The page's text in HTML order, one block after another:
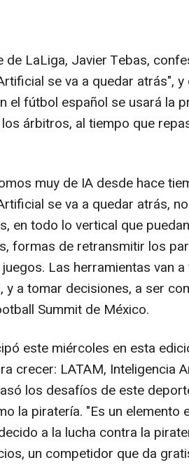
de LaLiga, Javier Tebas,
se va a quedar atrás",
el fútbol español se usará la
árbitros, al tiempo que
muy de IA desde hace
se va a quedar atrás,
en todo lo vertical que
formas de retransmitir los
Las herramientas van
y a tomar decisiones, a ser
Summit de México.
este miércoles en esta
crecer: LATAM, Inteligencia
los desafíos de este
la piratería. "Es un elemento
a la lucha contra la
un competidor que da